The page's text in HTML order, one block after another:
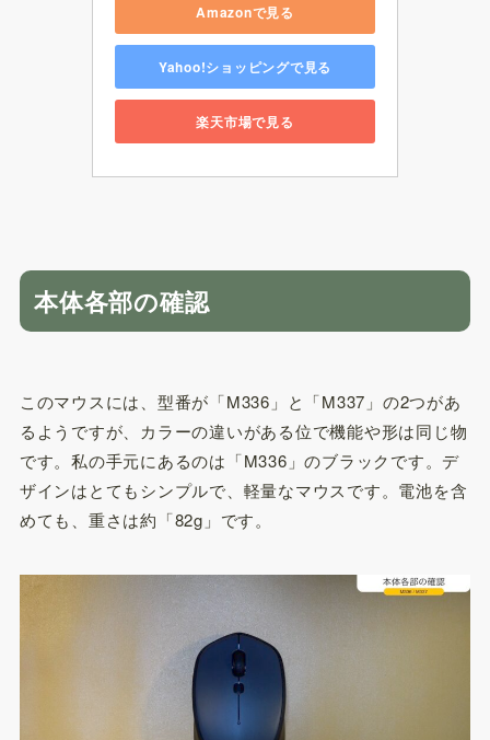
Amazonで見る
Yahoo!ショッピングで見る
楽天市場で見る
本体各部の確認
このマウスには、型番が「M336」と「M337」の2つがあ
るようですが、カラーの違いがある位で機能や形は同じ物
です。私の手元にあるのは「M336」のブラックです。デ
ザインはとてもシンプルで、軽量なマウスです。電池を含
めても、重さは約「82g」です。